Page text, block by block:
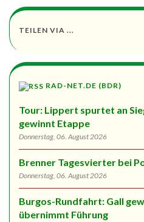
TEILEN VIA ...
RAD-NET.DE (BDR)
Tour: Lippert spurtet an
gewinnt Etappe
Donnerstag, 06. August 2026
Brenner Tagesvierter bei
Donnerstag, 06. August 2026
Burgos-Rundfahrt: Gall
übernimmt Führung